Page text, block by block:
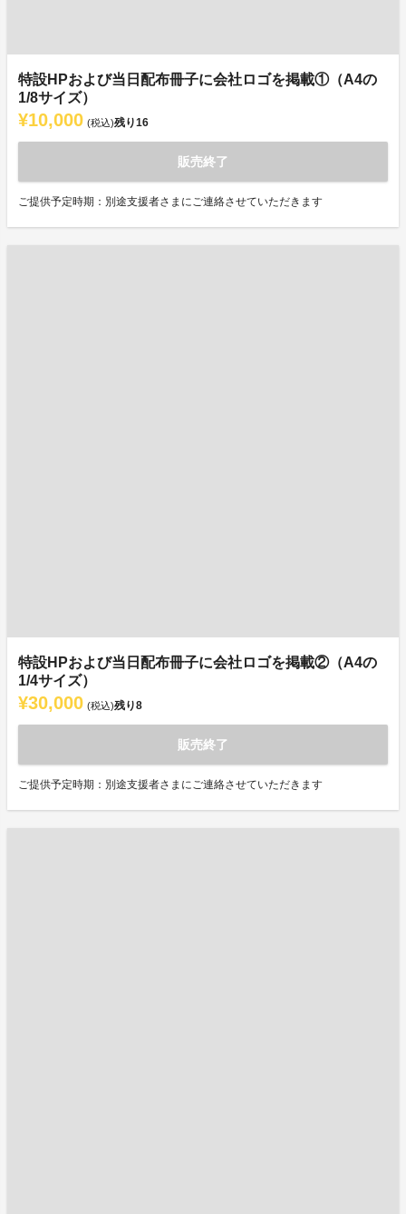
特設HPおよび当日配布冊子に会社ロゴを掲載①（A4の
1/8サイズ）
¥10,000 (税込)残り16
販売終了
ご提供予定時期：別途支援者さまにご連絡させていただきます
特設HPおよび当日配布冊子に会社ロゴを掲載②（A4の
1/4サイズ）
¥30,000 (税込)残り8
販売終了
ご提供予定時期：別途支援者さまにご連絡させていただきます